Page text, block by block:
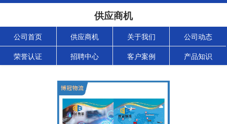
供应商机
公司首页 供应商机 关于我们 公司动态
荣誉认证 招聘中心 客户案例 产品知识